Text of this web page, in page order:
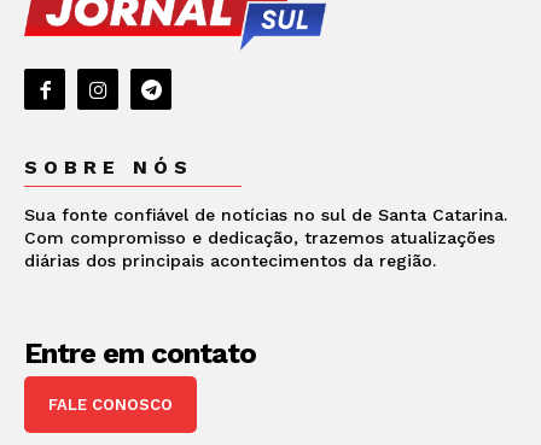
SOBRE NÓS
Sua fonte confiável de notícias no sul de Santa Catarina.
Com compromisso e dedicação, trazemos atualizações
diárias dos principais acontecimentos da região.
Entre em contato
FALE CONOSCO